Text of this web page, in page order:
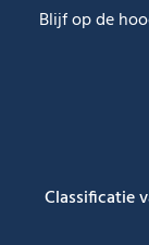
Blijf op de
Classificatie